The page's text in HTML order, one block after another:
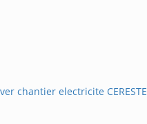
chantier electricite CERESTE